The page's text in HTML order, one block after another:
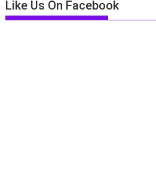
Like Us On Facebook